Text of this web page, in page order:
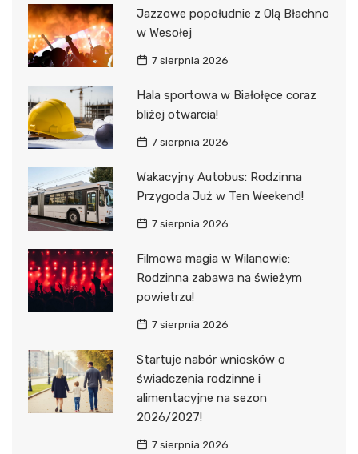
Jazzowe popołudnie z Olą Błachno
w Wesołej
7 sierpnia 2026
Hala sportowa w Białołęce coraz
bliżej otwarcia!
7 sierpnia 2026
Wakacyjny Autobus: Rodzinna
Przygoda Już w Ten Weekend!
7 sierpnia 2026
Filmowa magia w Wilanowie:
Rodzinna zabawa na świeżym
powietrzu!
7 sierpnia 2026
Startuje nabór wniosków o
świadczenia rodzinne i
alimentacyjne na sezon
2026/2027!
7 sierpnia 2026